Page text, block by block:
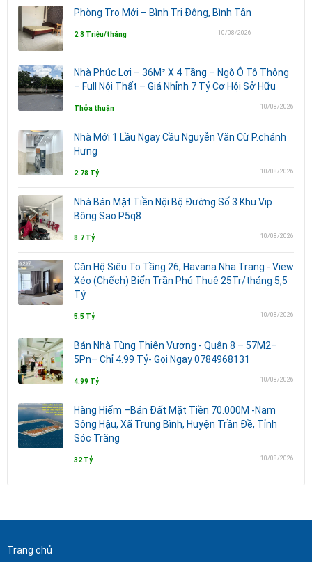
Phòng Trọ Mới – Bình Trị Đông, Bình Tân
2.8 Triệu/tháng 10/08/2026
Nhà Phúc Lợi – 36M² X 4 Tầng – Ngõ Ô Tô Thông
– Full Nội Thất – Giá Nhỉnh 7 Tỷ Cơ Hội Sở Hữu
Thỏa thuận 10/08/2026
Nhà Mới 1 Lầu Ngay Cầu Nguyễn Văn Cừ P.chánh
Hưng
2.78 Tỷ 10/08/2026
Nhà Bán Mặt Tiền Nội Bộ Đường Số 3 Khu Vip
Bông Sao P5q8
8.7 Tỷ 10/08/2026
Căn Hộ Siêu To Tầng 26; Havana Nha Trang - View
Xéo (Chếch) Biển Trần Phú Thuê 25Tr/tháng 5,5
Tỷ
5.5 Tỷ 10/08/2026
Bán Nhà Tùng Thiện Vương - Quận 8 – 57M2–
5Pn– Chỉ 4.99 Tỷ- Gọi Ngay 0784968131
4.99 Tỷ 10/08/2026
Hàng Hiếm –Bán Đất Mặt Tiền 70.000M -Nam
Sông Hậu, Xã Trung Bình, Huyện Trần Đề, Tỉnh
Sóc Trăng
32 Tỷ 10/08/2026
Trang chủ